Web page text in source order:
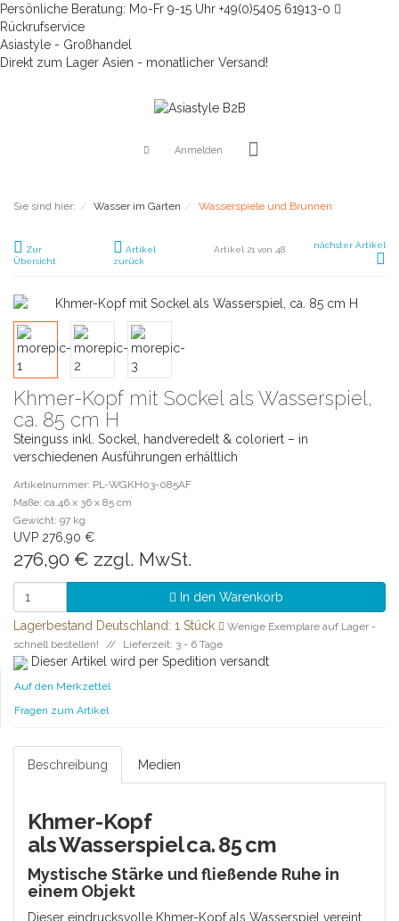
Persönliche Beratung: Mo-Fr 9-15 Uhr +49(0)5405 61913-0
Rückrufservice
Asiastyle - Großhandel
Direkt zum Lager Asien - monatlicher Versand!
Anmelden
Sie sind hier: Wasser im Garten Wasserspiele und Brunnen
Zur
Übersicht
Artikel
zurück
Artikel 21 von 48 nächster Artikel
Khmer-Kopf mit Sockel als Wasserspiel,
ca. 85 cm H
Steinguss inkl. Sockel, handveredelt & coloriert – in
verschiedenen Ausführungen erhältlich
Artikelnummer: PL-WGKH03-085AF
Maße: ca.46 x 36 x 85 cm
Gewicht: 97 kg
UVP 276,90 €
276,90 € zzgl. MwSt.
In den Warenkorb
Lagerbestand Deutschland: 1 Stück
Wenige Exemplare auf Lager -
schnell bestellen!
Lieferzeit: 3 - 6 Tage
Dieser Artikel wird per Spedition versandt
Auf den Merkzettel
Fragen zum Artikel
Beschreibung Medien
Khmer-Kopf
als Wasserspiel ca. 85 cm
Mystische Stärke und fließende Ruhe in
einem Objekt
Dieser eindrucksvolle Khmer-Kopf als Wasserspiel vereint